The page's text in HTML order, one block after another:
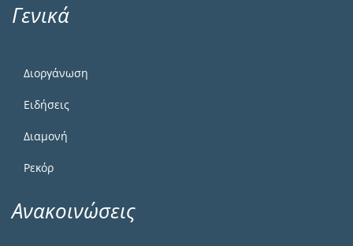
Γενικά
Διοργάνωση
Ειδήσεις
Διαμονή
Ρεκόρ
Ανακοινώσεις